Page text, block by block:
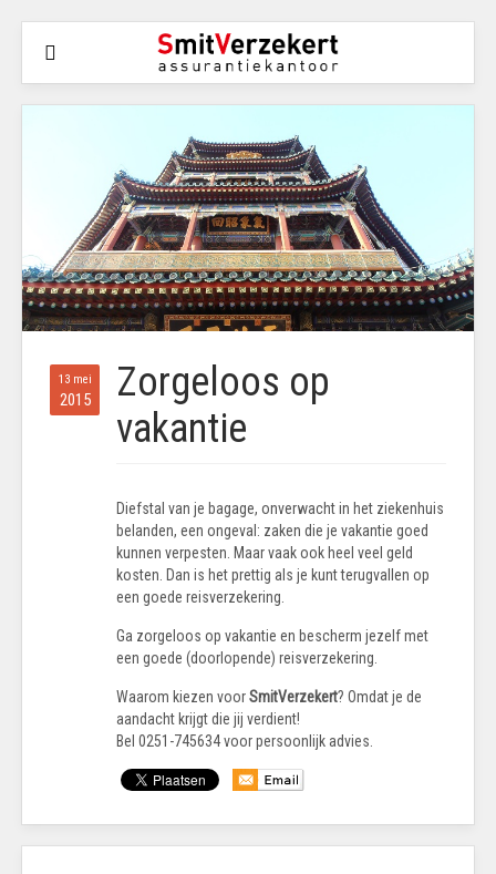
13 mei
2015
Zorgeloos op
vakantie
Diefstal van je bagage, onverwacht in het ziekenhuis
belanden, een ongeval: zaken die je vakantie goed
kunnen verpesten. Maar vaak ook heel veel geld
kosten. Dan is het prettig als je kunt terugvallen op
een goede reisverzekering.
Ga zorgeloos op vakantie en bescherm jezelf met
een goede (doorlopende) reisverzekering.
Waarom kiezen voorSmitVerzekert? Omdat je de
aandacht krijgt die jij verdient!
Bel 0251-745634 voor persoonlijk advies.